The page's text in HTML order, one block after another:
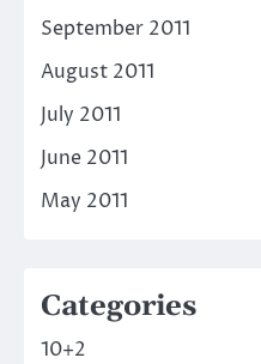
September 2011
August 2011
July 2011
June 2011
May 2011
Categories
10+2